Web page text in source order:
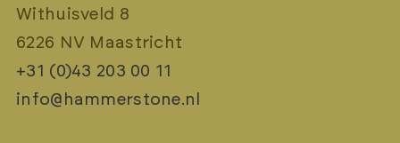
Withuisveld 8
6226 NV Maastricht
+31 (0)43 203 00 11
info@hammerstone.nl